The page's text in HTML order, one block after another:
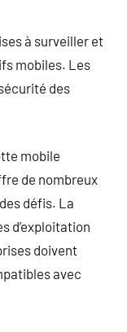
à surveiller et
mobiles. Les
des
mobile
de nombreux
défis. La
d’exploitation
doivent
avec